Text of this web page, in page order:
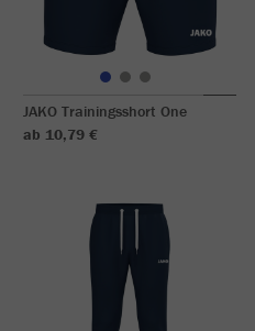
JAKO Trainingsshort One
ab 10,79 €